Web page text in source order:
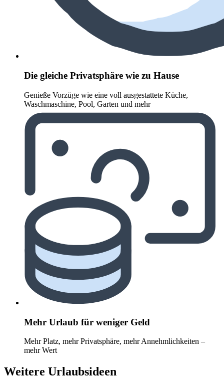
Die gleiche Privatsphäre wie zu Hause
Genieße Vorzüge wie eine voll ausgestattete Küche,
Waschmaschine, Pool, Garten und mehr
Mehr Urlaub für weniger Geld
Mehr Platz, mehr Privatsphäre, mehr Annehmlichkeiten –
mehr Wert
Weitere Urlaubsideen